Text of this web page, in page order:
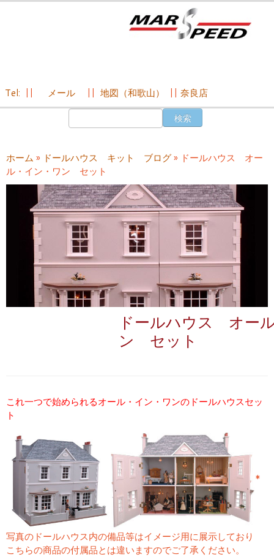
ン
ツ
へ
Tel: メール 地図（和歌山） 奈良店
ホーム » ドールハウス キット ブログ» ドールハウス オー
ル・イン・ワン セット
ドールハウス オー
ン セット
これ一つで始められるオール・イン・ワンのドールハウスセッ
ト
*
写真のドールハウス内の備品等はイメージ用に展示しており
こちらの商品の付属品とは違いますのでご了承ください。